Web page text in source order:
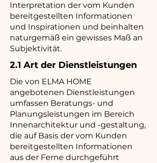
Interpretation der vom Kunden
bereitgestellten Informationen
und Inspirationen und beinhalten
naturgemäß ein gewisses Maß an
Subjektivität.
2.1 Art der Dienstleistungen
Die von ELMA HOME
angebotenen Dienstleistungen
umfassen Beratungs- und
Planungsleistungen im Bereich
Innenarchitektur und -gestaltung,
die auf Basis der vom Kunden
bereitgestellten Informationen
aus der Ferne durchgeführt